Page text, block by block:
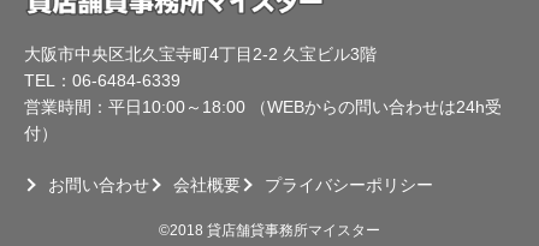
大阪市中央区北久宝寺町4丁目2-2 久宝ビル3階
TEL：06-6484-6339
営業時間：平日10:00～18:00 （WEBからの問い合わせは24h受
付）
お問い合わせ 会社概要 プライバシーポリシー
©2018 貸店舗貸事務所マイスター